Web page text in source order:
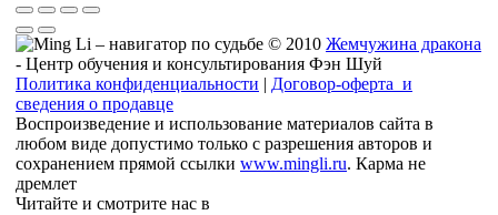
© 2010 Жемчужина дракона
- Центр обучения и консультирования Фэн Шуй
Политика конфиденциальности | Договор-оферта и
сведения о продавце
Воспроизведение и использование материалов сайта в
любом виде допустимо только с разрешения авторов и
сохранением прямой ссылки www.mingli.ru. Карма не
дремлет
Читайте и смотрите нас в